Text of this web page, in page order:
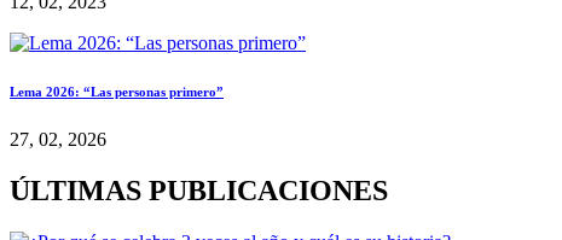
Lema 2026: “Las personas primero”
27, 02, 2026
ÚLTIMAS PUBLICACIONES